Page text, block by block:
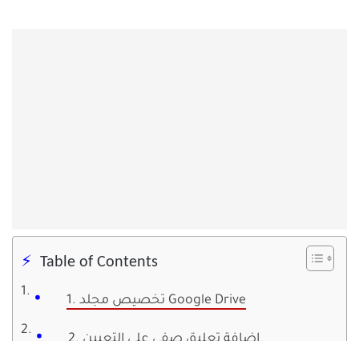
Table of Contents
1. تخصيص مجلد Google Drive